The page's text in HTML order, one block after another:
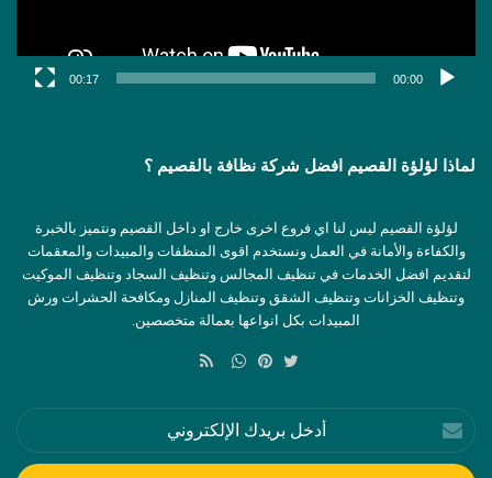
00:00
00:17
لماذا لؤلؤة القصيم افضل شركة نظافة بالقصيم ؟
لؤلؤة القصيم ليس لنا اي فروع اخرى خارج او داخل القصيم ونتميز بالخبرة
والكفاءة والأمانة في العمل ونستخدم اقوى المنظفات والمبيدات والمعقمات
لتقديم افضل الخدمات في تنظيف المجالس وتنظيف السجاد وتنظيف الموكيت
وتنظيف الخزانات وتنظيف الشقق وتنظيف المنازل ومكافحة الحشرات ورش
المبيدات بكل انواعها بعمالة متخصصين.
RSS
أدخل
بريدك
الإلكتروني